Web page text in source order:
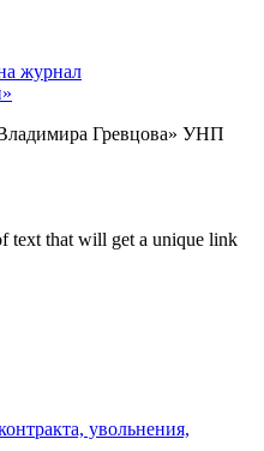
журнал
Гревцова» УНП
text that will get a unique link
увольнения,